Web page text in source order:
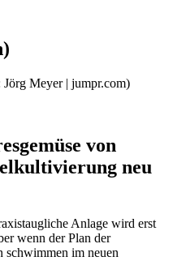
von
neu
Anlage wird erst
wenn der Plan der
schwimmen im neuen